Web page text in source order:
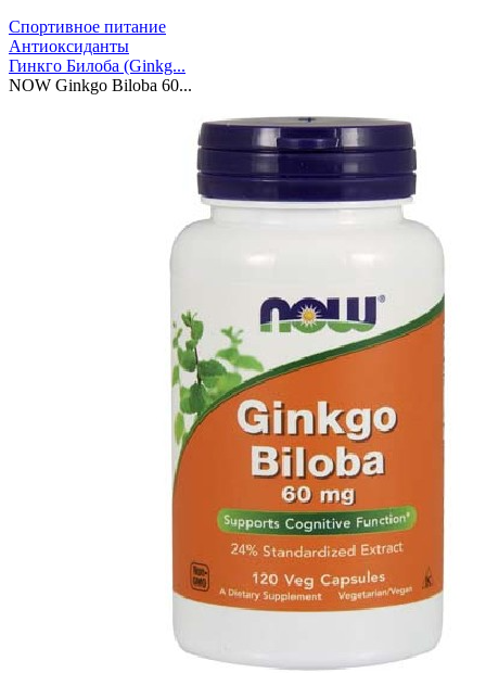
Спортивное питание
Антиоксиданты
Гинкго Билоба (Ginkg...
NOW Ginkgo Biloba 60...